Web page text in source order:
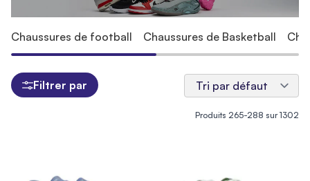
Produits 265-288 sur1302
Chaussures de football Chaussures de Basketball
Filtrer par